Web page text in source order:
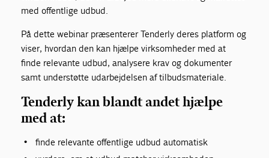
med offentlige udbud.
På dette webinar præsenterer Tenderly deres platform og
viser, hvordan den kan hjælpe virksomheder med at
finde relevante udbud, analysere krav og dokumenter
samt understøtte udarbejdelsen af tilbudsmateriale.
Tenderly kan blandt andet hjælpe
med at:
finde relevante offentlige udbud automatisk